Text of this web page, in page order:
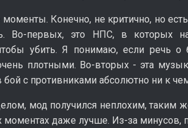
Конечно, не критично, но
Во-первых, это НПС, в которых
чтобы убить. Я понимаю, если речь
плотными. Во-вторых - эта
бой с противниками абсолютно ни к
мод получился неплохим, таким
моментах даже лучше. Из-за минусов,